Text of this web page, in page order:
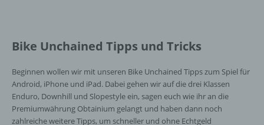
Bike Unchained Tipps und Tricks
Beginnen wollen wir mit unseren Bike Unchained Tipps zum Spiel für
Android, iPhone und iPad. Dabei gehen wir auf die drei Klassen
Enduro, Downhill und Slopestyle ein, sagen euch wie ihr an die
Premiumwährung Obtainium gelangt und haben dann noch
zahlreiche weitere Tipps, um schneller und ohne Echtgeld